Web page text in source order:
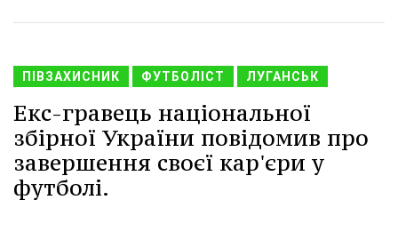
ПІВЗАХИСНИК ФУТБОЛІСТ ЛУГАНСЬК
Екс-гравець національної
збірної України повідомив про
завершення своєї кар'єри у
футболі.